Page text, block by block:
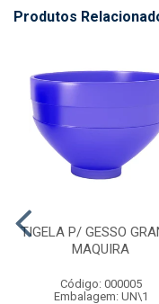
Produtos
TIGELA P/ GESSO
MAQUIRA
Código: 000005
Embalagem: UN\1